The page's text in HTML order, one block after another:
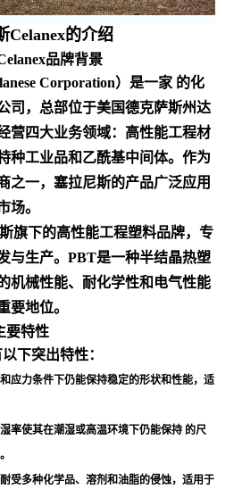
Celanex的介绍
品牌背景
Corporation）是一家 的化
司，总部位于美国德克萨斯州达
营四大业务领域：高性能工程材
种工业品和乙酰基中间体。作为
之一，塞拉尼斯的产品广泛应用
场。
旗下的高性能工程塑料品牌，专
与生产。PBT是一种半结晶热塑
机械性能、耐化学性和电气性能
要地位。
要特性
下突出特性：
应力条件下仍能保持稳定的形状和性能，适
率使其在潮湿或高温环境下仍能保持 的尺
。
受多种化学品、溶剂和油脂的侵蚀，适用于